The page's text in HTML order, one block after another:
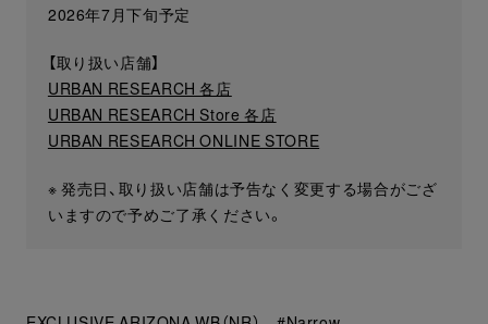
2026年7月下旬予定
【取り扱い店舗】
URBAN RESEARCH 各店
URBAN RESEARCH Store 各店
URBAN RESEARCH ONLINE STORE
※ 発売日、取り扱い店舗は予告なく変更する場合がござ
いますので予めご了承ください。